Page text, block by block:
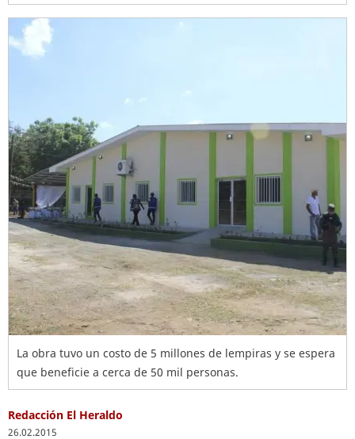
La obra tuvo un costo de 5 millones de lempiras y se espera
que beneficie a cerca de 50 mil personas.
Redacción El Heraldo
26.02.2015